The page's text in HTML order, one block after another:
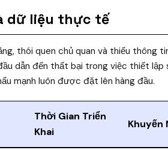
dữ liệu thực tế
thói quen chủ quan và thiếu thông
dẫn đến thất bại trong việc thiết lập
mạnh luôn được đặt lên hàng đầu.
Thời Gian Triển
Khai
Khuyến